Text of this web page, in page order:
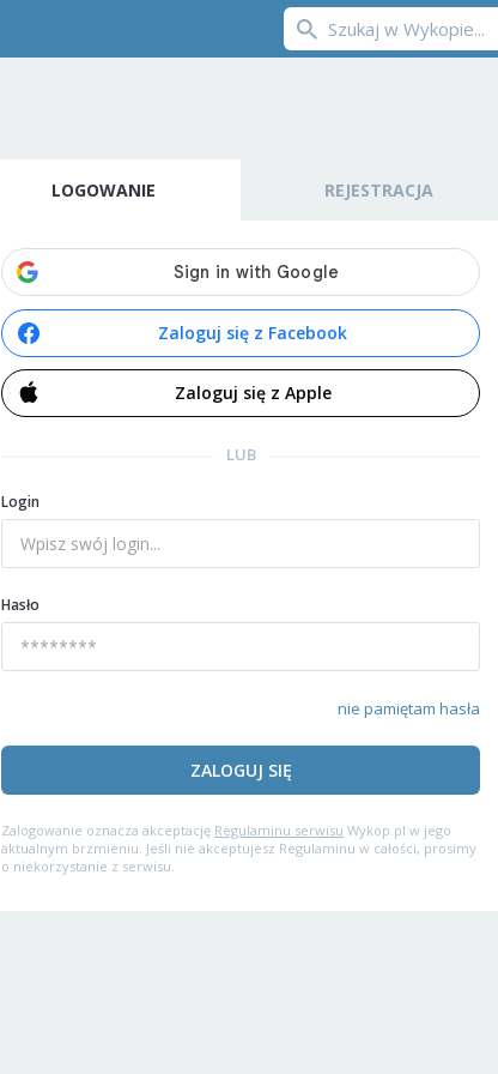
LOGOWANIE REJESTRACJA
Zaloguj się z Facebook
Zaloguj się z Apple
LUB
Login
Hasło
nie pamiętam hasła
ZALOGUJ SIĘ
Zalogowanie oznacza akceptację Regulaminu serwisu Wykop.pl w jego
aktualnym brzmieniu. Jeśli nie akceptujesz Regulaminu w całości, prosimy
o niekorzystanie z serwisu.